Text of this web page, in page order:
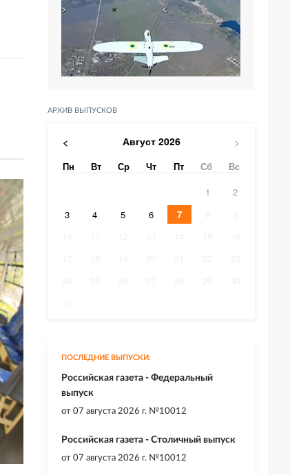
АРХИВ ВЫПУСКОВ
< Август 2026 >
Пн Вт Ср Чт Пт Сб
Вс
1
2
3
4 5 6 7
ПОСЛЕДНИЕ ВЫПУСКИ:
Российская газета - Федеральный
выпуск
от 07 августа 2026 г. №10012
Российская газета - Столичный выпуск
от 07 августа 2026 г. №10012